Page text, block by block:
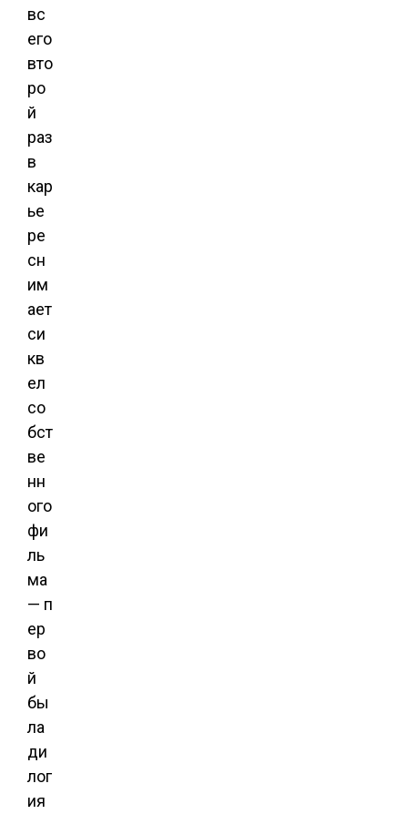
вс
его
вто
ро
й
раз
в
кар
ье
ре
сн
им
ает
си
кв
ел
со
бст
ве
нн
ого
фи
ль
ма
— п
ер
во
й
бы
ла
ди
лог
ия